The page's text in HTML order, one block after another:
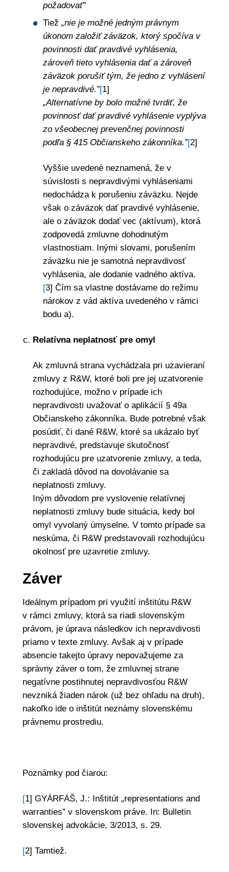
požadovať”
Tiež „nie je možné jedným právnym
úkonom založiť záväzok, ktorý spočíva v
povinnosti dať pravdivé vyhlásenia,
zároveň tieto vyhlásenia dať a zároveň
záväzok porušiť tým, že jedno z vyhlásení
je nepravdivé.”[1]
„Alternatívne by bolo možné tvrdiť, že
povinnosť dať pravdivé vyhlásenie vyplýva
zo všeobecnej prevenčnej povinnosti
podľa § 415 Občianskeho zákonníka.”[2]
Vyššie uvedené neznamená, že v
súvislosti s nepravdivými vyhláseniami
nedochádza k porušeniu záväzku. Nejde
však o záväzok dať pravdivé vyhlásenie,
ale o záväzok dodať vec (aktívum), ktorá
zodpovedá zmluvne dohodnutým
vlastnostiam. Inými slovami, porušením
záväzku nie je samotná nepravdivosť
vyhlásenia, ale dodanie vadného aktíva.
[3] Čím sa vlastne dostávame do režimu
nárokov z vád aktíva uvedeného v rámci
bodu a).
Relatívna neplatnosť pre omyl
Ak zmluvná strana vychádzala pri uzavieraní
zmluvy z R&W, ktoré boli pre jej uzatvorenie
rozhodujúce, možno v prípade ich
nepravdivosti uvažovať o aplikácií § 49a
Občianskeho zákonníka. Bude potrebné však
posúdiť, či dané R&W, ktoré sa ukázalo byť
nepravdivé, predstavuje skutočnosť
rozhodujúcu pre uzatvorenie zmluvy, a teda,
či zakladá dôvod na dovolávanie sa
neplatnosti zmluvy.
Iným dôvodom pre vyslovenie relatívnej
neplatnosti zmluvy bude situácia, kedy bol
omyl vyvolaný úmyselne. V tomto prípade sa
neskúma, či R&W predstavovali rozhodujúcu
okolnosť pre uzavretie zmluvy.
Záver
Ideálnym prípadom pri využití inštitútu R&W
v rámci zmluvy, ktorá sa riadi slovenským
právom, je úprava následkov ich nepravdivosti
priamo v texte zmluvy. Avšak aj v prípade
absencie takejto úpravy nepovažujeme za
správny záver o tom, že zmluvnej strane
negatívne postihnutej nepravdivosťou R&W
nevzniká žiaden nárok (už bez ohľadu na druh),
nakoľko ide o inštitút neznámy slovenskému
právnemu prostrediu.
Poznámky pod čiarou:
[1] GYÁRFÁŠ, J.: Inštitút „representations and
warranties” v slovenskom práve. In: Bulletin
slovenskej advokácie, 3/2013, s. 29.
[2] Tamtiež.